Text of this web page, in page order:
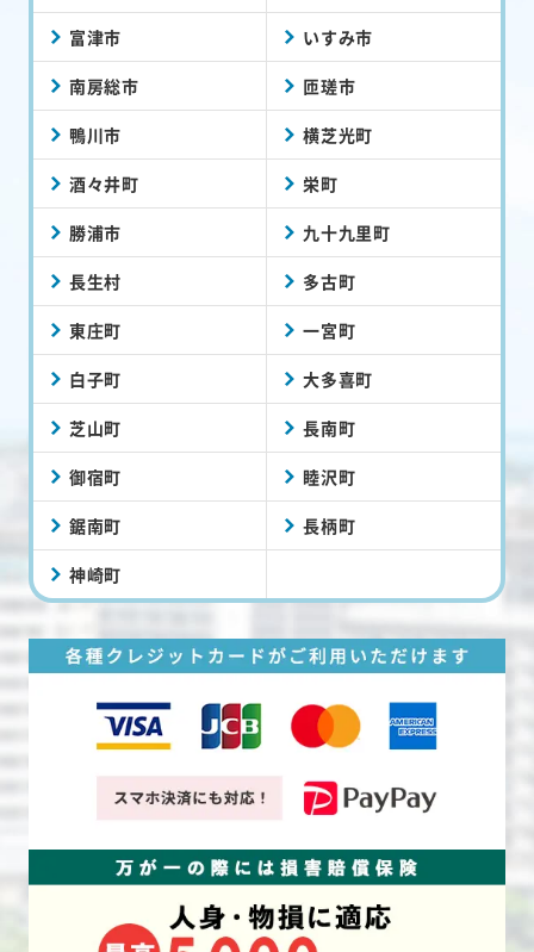
富津市 いすみ市
南房総市 匝瑳市
鴨川市 横芝光町
酒々井町 栄町
勝浦市 九十九里町
長生村 多古町
東庄町 一宮町
白子町 大多喜町
芝山町 長南町
御宿町 睦沢町
鋸南町 長柄町
神崎町